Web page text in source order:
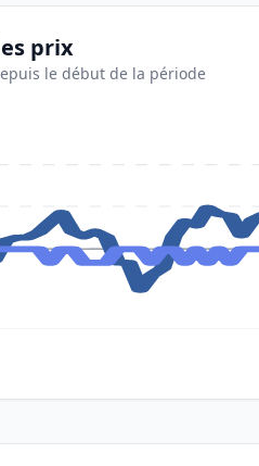
prix
le début de la période